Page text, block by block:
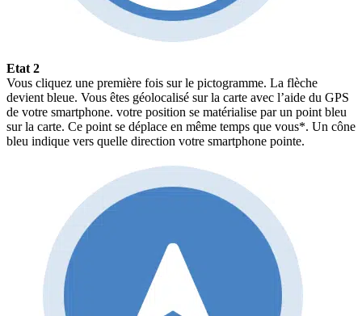
Etat 2
Vous cliquez une première fois sur le pictogramme. La flèche
devient bleue. Vous êtes géolocalisé sur la carte avec l’aide du GPS
de votre smartphone. votre position se matérialise par un point bleu
sur la carte. Ce point se déplace en même temps que vous*. Un cône
bleu indique vers quelle direction votre smartphone pointe.